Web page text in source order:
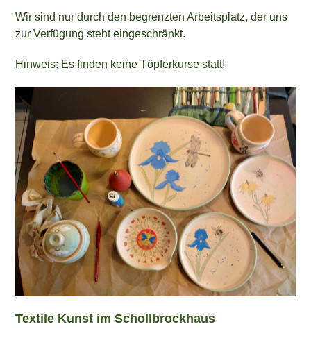
Wir sind nur durch den begrenzten Arbeitsplatz, der uns
zur Verfügung steht eingeschränkt.
Hinweis: Es finden keine Töpferkurse statt!
Textile Kunst im Schollbrockhaus